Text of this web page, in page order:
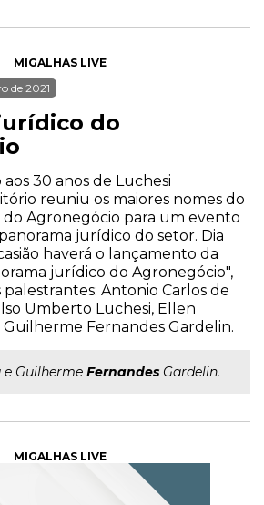
MIGALHAS LIVE
de 2021
do
30 anos de Luchesi
reuniu os maiores nomes do
Agronegócio para um evento
jurídico do setor. Dia
haverá o lançamento da
jurídico do Agronegócio",
Antonio Carlos de
Umberto Luchesi, Ellen
Guilherme Fernandes Gardelin.
e Guilherme Fernandes Gardelin.
MIGALHAS LIVE